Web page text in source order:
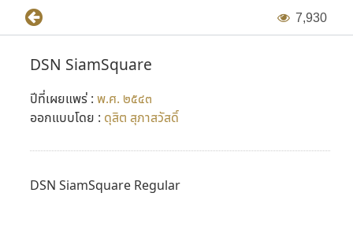
7,930
เช่น MS Office 2000 ส่วนการแสดงผลทางหน้าเว็บเพจจะแสดง
DSN(
หมายถึง New) เป็นฟอนต์ที่ใช้ codepage ทั้งไทยและ
อังกฤษตามแบบฟอนต์ New ของ Windows ทั้ง 3 ตัวคือ
ปัญหาในการใช้ฟอนต์ภาษาไทยกับโปรแกรม MS Office 2000
ทั้งภาษาไทยและอังกฤษในฟอนต์เดียวกันได้เป็นอย่างดี รวมถึง
DSN SiamSquare
ปีที่เผยแพร่ : พ.ศ. ๒๕๔๓
ออกแบบโดย : ดุสิต สุภาสวัสดิ์
DSN SiamSquare Regular